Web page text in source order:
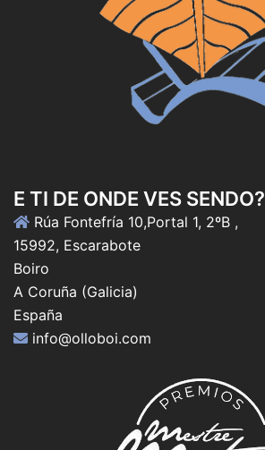
E TI DE ONDE VES SENDO?
Rúa Fontefría 10,Portal 1, 2ºB ,
15992, Escarabote
Boiro
A Coruña (Galicia)
España
info@olloboi.com